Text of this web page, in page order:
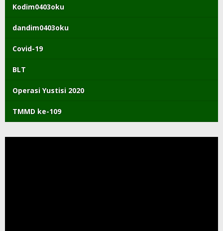
Kodim0403oku
dandim0403oku
Covid-19
BLT
Operasi Yustisi 2020
TMMD ke-109